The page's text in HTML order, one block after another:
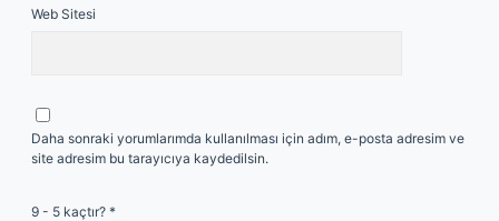
Web Sitesi
Daha sonraki yorumlarımda kullanılması için adım, e-posta adresim ve
site adresim bu tarayıcıya kaydedilsin.
9 - 5 kaçtır? *